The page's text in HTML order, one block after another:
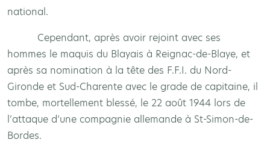
national.
Cependant, après avoir rejoint avec ses
hommes le maquis du Blayais à Reignac-de-Blaye, et
après sa nomination à la tête des F.F.I. du Nord-
Gironde et Sud-Charente avec le grade de capitaine, il
tombe, mortellement blessé, le 22 août 1944 lors de
l’attaque d’une compagnie allemande à St-Simon-de-
Bordes.